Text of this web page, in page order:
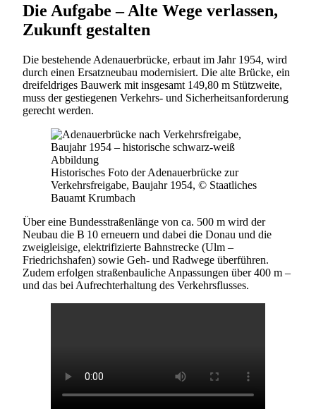
Die Aufgabe – Alte Wege verlassen,
Zukunft gestalten
Die bestehende Adenauerbrücke, erbaut im Jahr 1954, wird
durch einen Ersatzneubau modernisiert. Die alte Brücke, ein
dreifeldriges Bauwerk mit insgesamt 149,80 m Stützweite,
muss der gestiegenen Verkehrs- und Sicherheitsanforderung
gerecht werden.
Historisches Foto der Adenauerbrücke zur
Verkehrsfreigabe, Baujahr 1954, © Staatliches
Bauamt Krumbach
Über eine Bundesstraßenlänge von ca. 500 m wird der
Neubau die B 10 erneuern und dabei die Donau und die
zweigleisige, elektrifizierte Bahnstrecke (Ulm –
Friedrichshafen) sowie Geh- und Radwege überführen.
Zudem erfolgen straßenbauliche Anpassungen über 400 m –
und das bei Aufrechterhaltung des Verkehrsflusses.